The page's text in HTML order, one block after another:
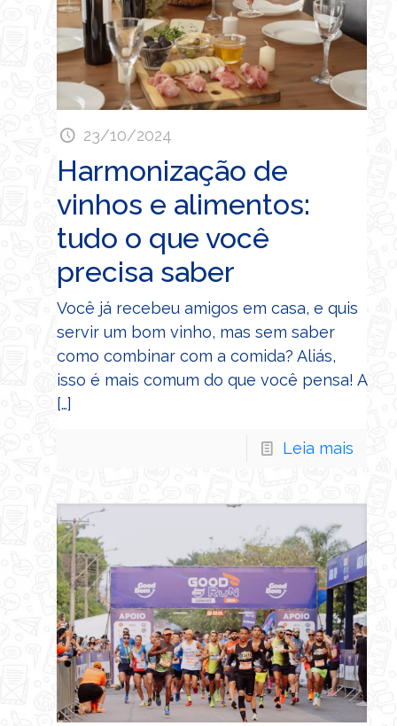
23/10/2024
Harmonização de
vinhos e alimentos:
tudo o que você
precisa saber
Você já recebeu amigos em casa, e quis
servir um bom vinho, mas sem saber
como combinar com a comida? Aliás,
isso é mais comum do que você pensa! A
[…]
Leia mais